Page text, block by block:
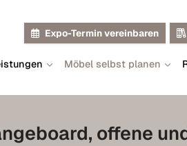
Expo-Termin vereinbaren
Möbel selbst planen
offene